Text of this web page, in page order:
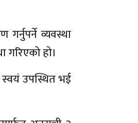
व्यवस्था
गरिएको हो।
स्वयं उपस्थित भई